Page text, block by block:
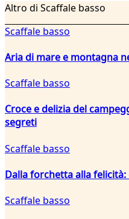
Altro di Scaffale basso
Scaffale basso
Aria di mare e montagna
Scaffale basso
Croce e delizia del
segreti
Scaffale basso
Dalla forchetta alla
Scaffale basso